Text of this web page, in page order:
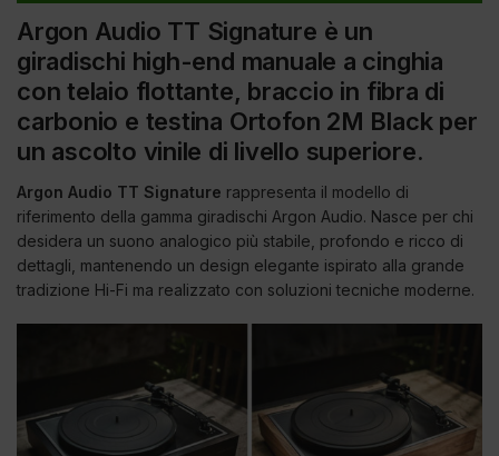
Argon Audio TT Signature è un
giradischi high-end manuale a cinghia
con telaio flottante, braccio in fibra di
carbonio e testina Ortofon 2M Black per
un ascolto vinile di livello superiore.
Argon Audio TT Signature rappresenta il modello di
riferimento della gamma giradischi Argon Audio. Nasce per chi
desidera un suono analogico più stabile, profondo e ricco di
dettagli, mantenendo un design elegante ispirato alla grande
tradizione Hi-Fi ma realizzato con soluzioni tecniche moderne.